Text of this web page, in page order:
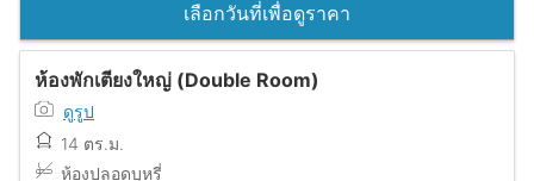
เลือกวันที่เพื่อดูราคา
ห้องพักเตียงใหญ่ (Double Room)
ดูรูป
14 ตร.ม.
ห้องปลอดบุหรี่